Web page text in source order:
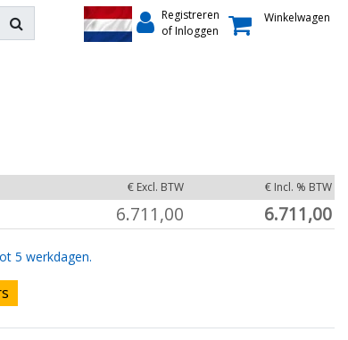
Registreren
of Inloggen
Winkelwagen
€ Excl. BTW € Incl. % BTW
6.711,00 6.711,00
5 werkdagen.